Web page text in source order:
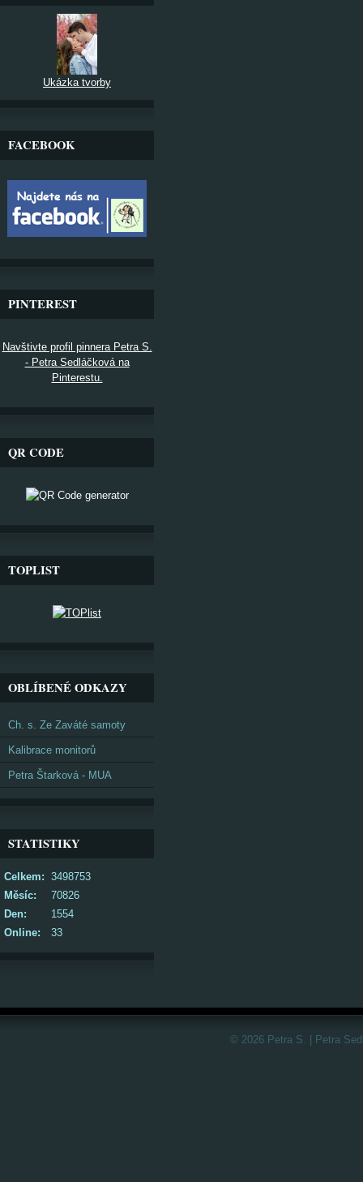
Ukázka tvorby
FACEBOOK
PINTEREST
Navštivte profil pinnera Petra S.
- Petra Sedláčková na
Pinterestu.
QR CODE
TOPLIST
OBLÍBENÉ ODKAZY
Ch. s. Ze Zaváté samoty
Kalibrace monitorů
Petra Štarková - MUA
STATISTIKY
Online: 33
Celkem: 3498753
Měsíc:
70826
Den:
1554
© 2026 Petra S. | Petra